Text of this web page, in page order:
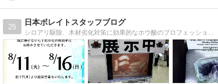
25
日本ボレイトスタッフブログ
シロアリ駆除、木材劣化対策に効果的なホウ酸のプロフェッショナル集団の公式ブログ。